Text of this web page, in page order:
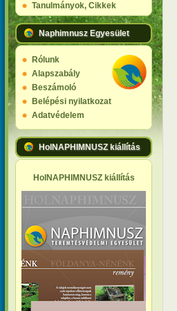
Tanulmányok, Cikkek
Naphimnusz Egyesület
Rólunk
Alapszabály
Beszámoló
Belépési nyilatkozat
Adatvédelem
HolNAPHIMNUSZ kiállítás
HolNAPHIMNUSZ kiállítás